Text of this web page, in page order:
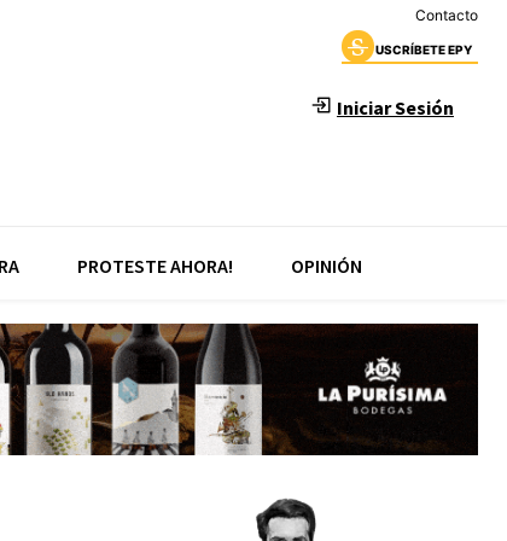
Contacto
USCRÍBETE EPY
Iniciar Sesión
PROTESTE AHORA! OPINIÓN